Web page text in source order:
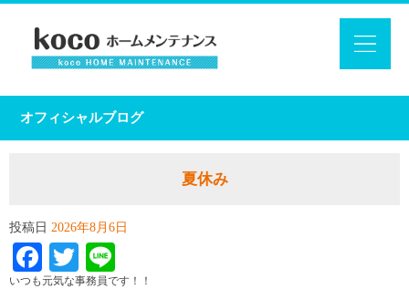
オフィシャルブログ
夏休み
投稿日 2026年8月6日
Facebook
Twitter
いつも元気な事務員です！！